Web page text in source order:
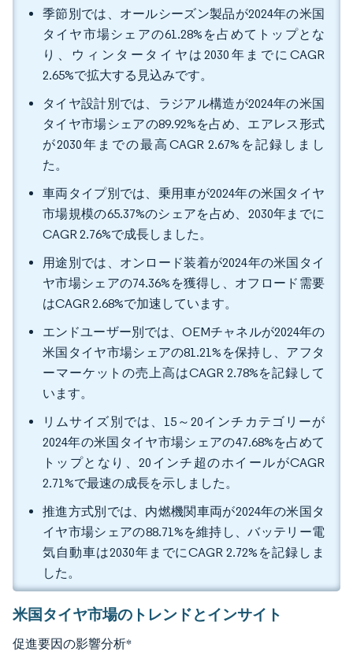
季節別では、オールシーズン製品が2024年の米国
タイヤ市場シェアの61.28%を占めてトップとな
り、ウィンタータイヤは2030年までにCAGR
2.65%で拡大する見込みです。
タイヤ設計別では、ラジアル構造が2024年の米国
タイヤ市場シェアの89.92%を占め、エアレス形式
が2030年までの最高CAGR 2.67%を記録しまし
た。
車両タイプ別では、乗用車が2024年の米国タイヤ
市場規模の65.37%のシェアを占め、2030年までに
CAGR 2.76%で成長しました。
用途別では、オンロード装着が2024年の米国タイ
ヤ市場シェアの74.36%を獲得し、オフロード需要
はCAGR 2.68%で加速しています。
エンドユーザー別では、OEMチャネルが2024年の
米国タイヤ市場シェアの81.21%を保持し、アフタ
ーマーケットの売上高はCAGR 2.78%を記録して
います。
リムサイズ別では、15～20インチカテゴリーが
2024年の米国タイヤ市場シェアの47.68%を占めて
トップとなり、20インチ超のホイールがCAGR
2.71%で最速の成長を示しました。
推進方式別では、内燃機関車両が2024年の米国タ
イヤ市場シェアの88.71%を維持し、バッテリー電
気自動車は2030年までにCAGR 2.72%を記録しま
した。
米国タイヤ市場のトレンドとインサイト
促進要因の影響分析*